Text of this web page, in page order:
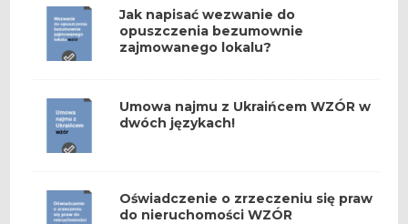
Jak napisać wezwanie do
opuszczenia bezumownie
zajmowanego lokalu?
Umowa najmu z Ukraińcem WZÓR w
dwóch językach!
Oświadczenie o zrzeczeniu się praw
do nieruchomości WZÓR